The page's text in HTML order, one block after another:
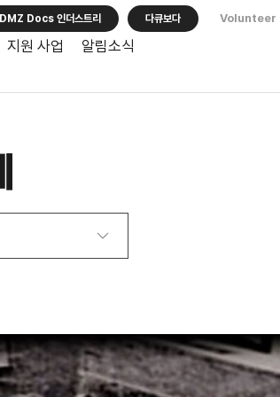
지원 사업 알림소식
DMZ Docs 인더스트리 다큐보다 Volunteer